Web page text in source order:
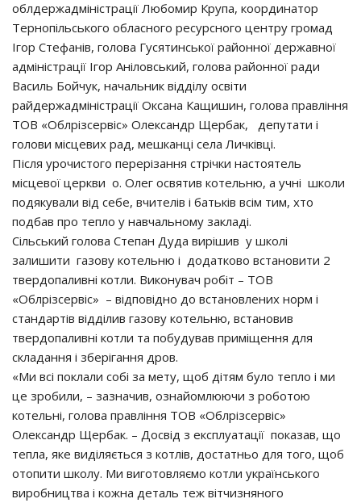
облдержадміністрації Любомир Крупа, координатор
Тернопільського обласного ресурсного центру громад
Ігор Стефанів, голова Гусятинської районної державної
адміністрації Ігор Аніловський, голова районної ради
Василь Бойчук, начальник відділу освіти
райдержадміністрації Оксана Кащишин, голова правління
ТОВ «Облрізсервіс» Олександр Щербак, депутати і
голови місцевих рад, мешканці села Личківці.
Після урочистого перерізання стрічки настоятель
місцевої церкви о. Олег освятив котельню, а учні школи
подякували від себе, вчителів і батьків всім тим, хто
подбав про тепло у навчальному закладі.
Сільський голова Степан Дуда вирішив у школі
залишити газову котельню і додатково встановити 2
твердопаливні котли. Виконувач робіт – ТОВ
«Облрізсервіс» – відповідно до встановлених норм і
стандартів відділив газову котельню, встановив
твердопаливні котли та побудував приміщення для
складання і зберігання дров.
«Ми всі поклали собі за мету, щоб дітям було тепло і ми
це зробили, – зазначив, ознайомлюючи з роботою
котельні, голова правління ТОВ «Облрізсервіс»
Олександр Щербак. – Досвід з експлуатації показав, що
тепла, яке виділяється з котлів, достатньо для того, щоб
отопити школу. Ми виготовляємо котли українського
виробництва і кожна деталь теж вітчизняного